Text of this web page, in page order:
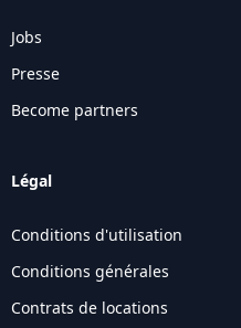
Jobs
Presse
Become partners
Légal
Conditions d'utilisation
Conditions générales
Contrats de locations